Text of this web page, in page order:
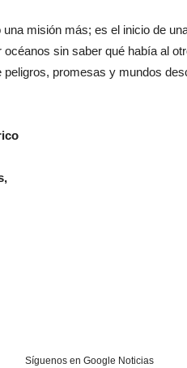
misión más; es el inicio de
sin saber qué había al
promesas y mundos
Síguenos en Google Noticias